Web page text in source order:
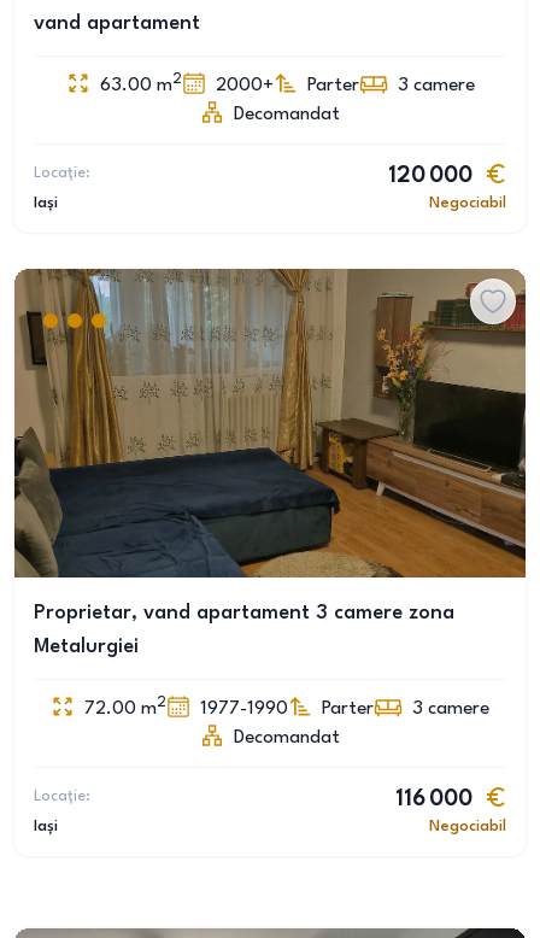
vand apartament
63.00 m2 2000+ Parter 3 camere
Decomandat
Locație:
Iași
120 000
Negociabil
Proprietar, vand apartament 3 camere zona
Metalurgiei
72.00 m2 1977-1990 Parter 3 camere
Decomandat
Locație:
Iași
116 000
Negociabil